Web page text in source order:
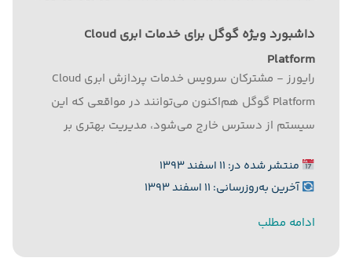
داشبورد ویژه گوگل برای خدمات ابری Cloud
Platform
رایورز - مشترکان سرویس خدمات پردازش ابری Cloud
Platform گوگل هم‌اکنون می‌توانند در مواقعی که این
سیستم از دسترس خارج می‌شود، مدیریت بهتری بر
نقل از زد.دی.نت، این اتفاق به واسطه عرضه داشبورد
جدیدی صورت...
منتشر شده در: ۱۱ اسفند ۱۳۹۳
آخرین به‌روزرسانی: ۱۱ اسفند ۱۳۹۳
ادامه مطلب